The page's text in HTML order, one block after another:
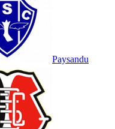
Paysandu